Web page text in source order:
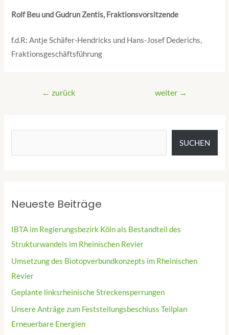
Rolf Beu und Gudrun Zentis, Fraktionsvorsitzende
f.d.R: Antje Schäfer-Hendricks und Hans-Josef Dederichs,
Fraktionsgeschäftsführung
← zurück weiter →
SUCHEN
Neueste Beiträge
IBTA im Regierungsbezirk Köln als Bestandteil des
Strukturwandels im Rheinischen Revier
Umsetzung des Biotopverbundkonzepts im Rheinischen
Revier
Geplante linksrheinische Streckensperrungen
Unsere Anträge zum Feststellungsbeschluss Teilplan
Erneuerbare Energien